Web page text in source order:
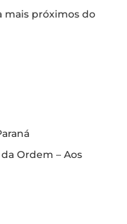
mais próximos do
Ordem – Aos